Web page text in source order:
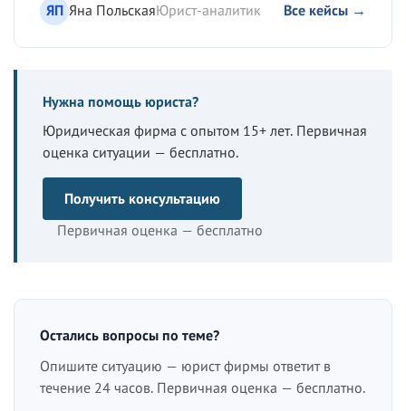
ЯП Яна ПольскаяЮрист-аналитик Все кейсы →
Нужна помощь юриста?
Юридическая фирма с опытом 15+ лет. Первичная
оценка ситуации — бесплатно.
Получить консультацию
Первичная оценка — бесплатно
Остались вопросы по теме?
Опишите ситуацию — юрист фирмы ответит в
течение 24 часов. Первичная оценка — бесплатно.